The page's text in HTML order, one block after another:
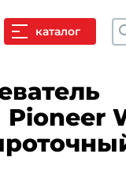
каталог